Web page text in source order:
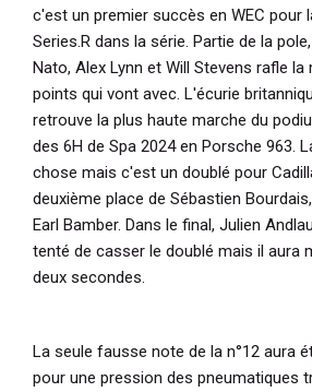
c'est un premier succès en WEC pour
Series.R dans la série. Partie de la
Nato, Alex Lynn et Will Stevens rafle
points qui vont avec. L'écurie
retrouve la plus haute marche du
des 6H de Spa 2024 en Porsche 963.
chose mais c'est un doublé pour
deuxième place de Sébastien
Earl Bamber. Dans le final, Julien
tenté de casser le doublé mais il aura
deux secondes.
La seule fausse note de la n°12 aura
pour une pression des pneumatiques